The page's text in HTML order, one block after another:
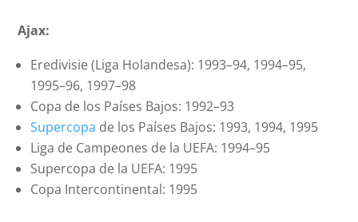
Ajax:
Eredivisie (Liga Holandesa): 1993–94, 1994–95,
1995–96, 1997–98
Copa de los Países Bajos: 1992–93
Supercopa de los Países Bajos: 1993, 1994, 1995
Liga de Campeones de la UEFA: 1994–95
Supercopa de la UEFA: 1995
Copa Intercontinental: 1995